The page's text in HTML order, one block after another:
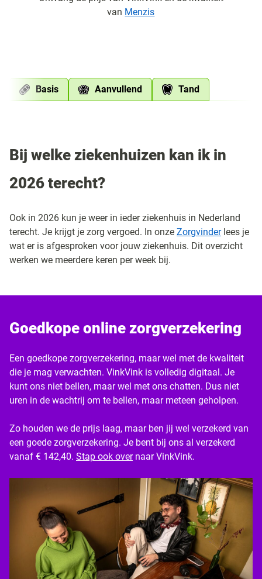
van Menzis
Basis Aanvullend Tand
Bij welke ziekenhuizen kan ik in
2026 terecht?
Ook in 2026 kun je weer in ieder ziekenhuis in Nederland
terecht. Je krijgt je zorg vergoed. In onze Zorgvinderlees je
wat er is afgesproken voor jouw ziekenhuis. Dit overzicht
werken we meerdere keren per week bij.
Goedkope online zorgverzekering
Een goedkope zorgverzekering, maar wel met de kwaliteit
die je mag verwachten. VinkVink is volledig digitaal. Je
kunt ons niet bellen, maar wel met ons chatten. Dus niet
uren in de wachtrij om te bellen, maar meteen geholpen.
Zo houden we de prijs laag, maar ben jij wel verzekerd van
een goede zorgverzekering. Je bent bij ons al verzekerd
vanaf € 142,40. Stap ook overnaar VinkVink.